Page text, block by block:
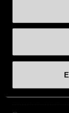
Stöd oss
Hitta till oss
Handla second